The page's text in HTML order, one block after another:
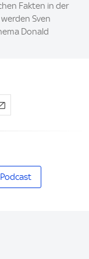
Fakten in der
Sven
Donald